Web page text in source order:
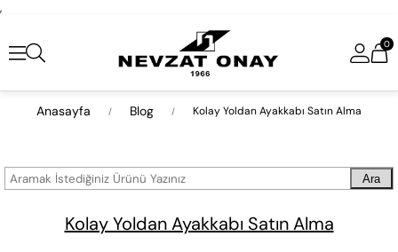
,
0
Anasayfa Blog Kolay Yoldan Ayakkabı Satın Alma
Ara
Kolay Yoldan Ayakkabı Satın Alma